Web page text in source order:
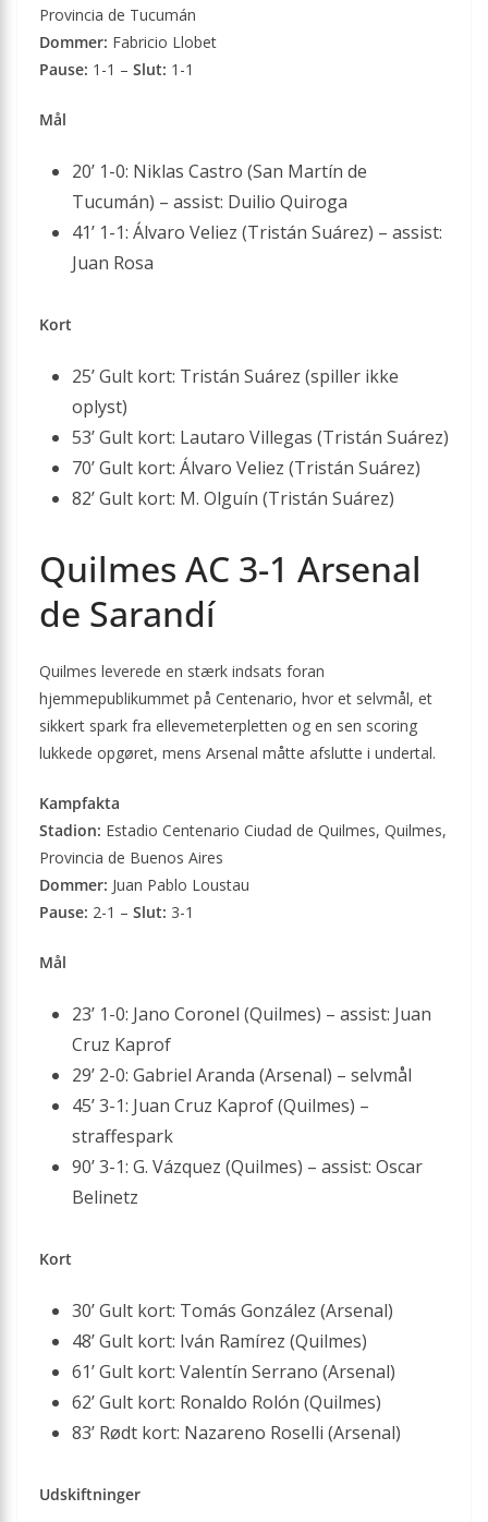
Provincia de Tucumán
Dommer: Fabricio Llobet
Pause: 1-1 – Slut: 1-1
Mål
20’ 1-0: Niklas Castro (San Martín de
Tucumán) – assist: Duilio Quiroga
41’ 1-1: Álvaro Veliez (Tristán Suárez) – assist:
Juan Rosa
Kort
25’ Gult kort: Tristán Suárez (spiller ikke
oplyst)
53’ Gult kort: Lautaro Villegas (Tristán Suárez)
70’ Gult kort: Álvaro Veliez (Tristán Suárez)
82’ Gult kort: M. Olguín (Tristán Suárez)
Quilmes AC 3-1 Arsenal
de Sarandí
Quilmes leverede en stærk indsats foran
hjemmepublikummet på Centenario, hvor et selvmål, et
sikkert spark fra ellevemeterpletten og en sen scoring
lukkede opgøret, mens Arsenal måtte afslutte i undertal.
Kampfakta
Stadion: Estadio Centenario Ciudad de Quilmes, Quilmes,
Provincia de Buenos Aires
Dommer: Juan Pablo Loustau
Pause: 2-1 – Slut: 3-1
Mål
23’ 1-0: Jano Coronel (Quilmes) – assist: Juan
Cruz Kaprof
29’ 2-0: Gabriel Aranda (Arsenal) – selvmål
45’ 3-1: Juan Cruz Kaprof (Quilmes) –
straffespark
90’ 3-1: G. Vázquez (Quilmes) – assist: Oscar
Belinetz
Kort
30’ Gult kort: Tomás González (Arsenal)
48’ Gult kort: Iván Ramírez (Quilmes)
61’ Gult kort: Valentín Serrano (Arsenal)
62’ Gult kort: Ronaldo Rolón (Quilmes)
83’ Rødt kort: Nazareno Roselli (Arsenal)
Udskiftninger